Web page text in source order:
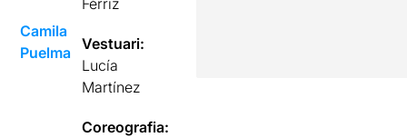
Camila
Puelma
Vestuari:
Lucía
Martínez
Coreografia: